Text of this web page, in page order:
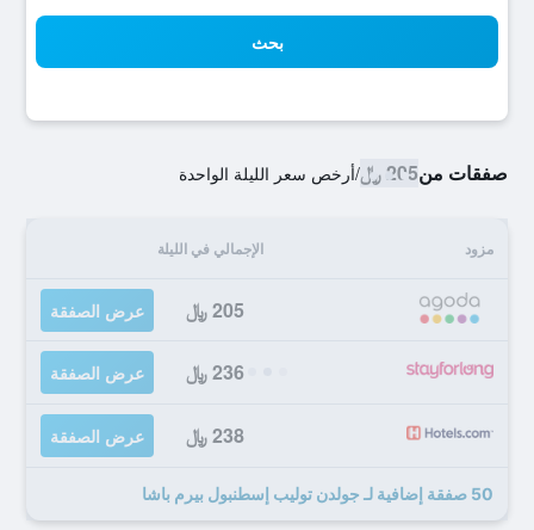
بحث
صفقات من205 ﷼ /أرخص سعر الليلة الواحدة
مزود الإجمالي في الليلة
205 ﷼ عرض الصفقة
236 ﷼ عرض الصفقة
238 ﷼ عرض الصفقة
50 صفقة إضافية لـ جولدن توليب إسطنبول بيرم باشا